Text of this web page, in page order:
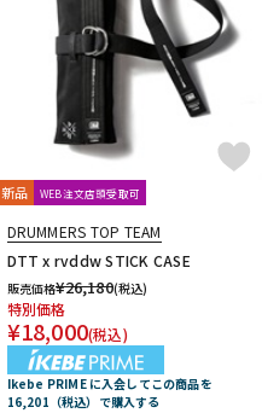
ヴィンテージ
新品 WEB注文店頭受取可
DRUMMERS TOP TEAM
DTT x rvddw STICK CASE
販売価格¥26,180(税込)
特別価格
¥18,000(税込)
Ikebe PRIME に入会してこの商品を
16,201（税込）で購入する